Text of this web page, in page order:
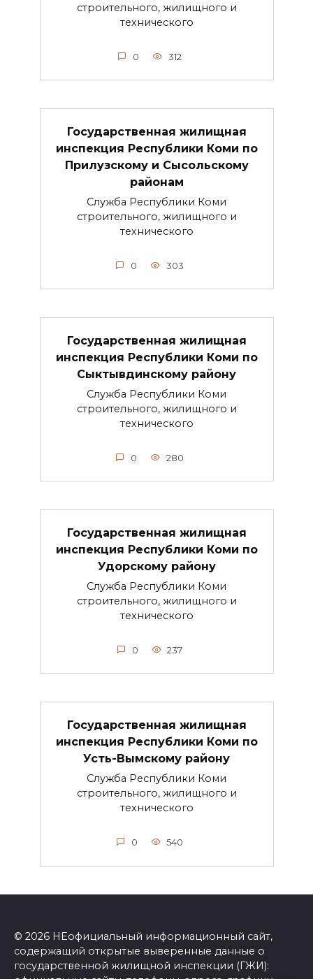
строительного, жилищного и
технического
0 312
Государственная жилищная
инспекция Республики Коми по
Прилузскому и Сысольскому
районам
Служба Республики Коми
строительного, жилищного и
технического
0 303
Государственная жилищная
инспекция Республики Коми по
Сыктывдинскому району
Служба Республики Коми
строительного, жилищного и
технического
0 280
Государственная жилищная
инспекция Республики Коми по
Удорскому району
Служба Республики Коми
строительного, жилищного и
технического
0 237
Государственная жилищная
инспекция Республики Коми по
Усть-Вымскому району
Служба Республики Коми
строительного, жилищного и
технического
0 540
© 2026 НЕофициальный информационный сайт,
содержащий открытые выверенные данные о
государственной жилищной инспекции (ГЖИ):